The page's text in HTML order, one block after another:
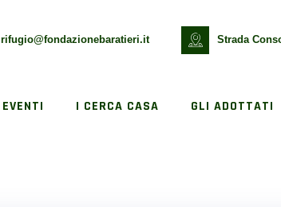
rifugio@fondazionebaratieri.it Strada
EVENTI I CERCA CASA GLI ADOTTATI